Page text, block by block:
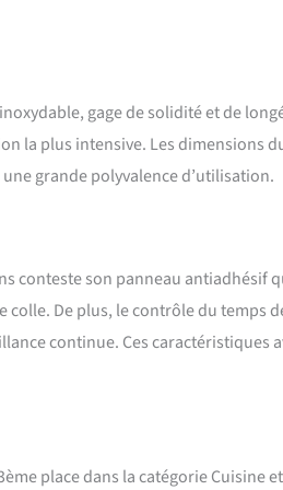
gage de solidité et de
la plus intensive. Les dimensions
grande polyvalence d’utilisation.
conteste son panneau antiadhésif
De plus, le contrôle du temps
continue. Ces caractéristiques
place dans la catégorie Cuisine